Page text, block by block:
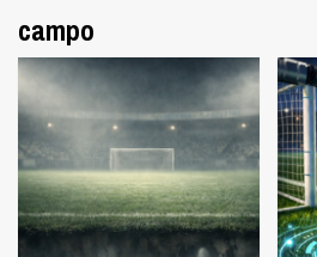
campo